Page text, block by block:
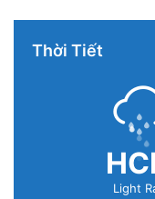
Thời Tiết
Light